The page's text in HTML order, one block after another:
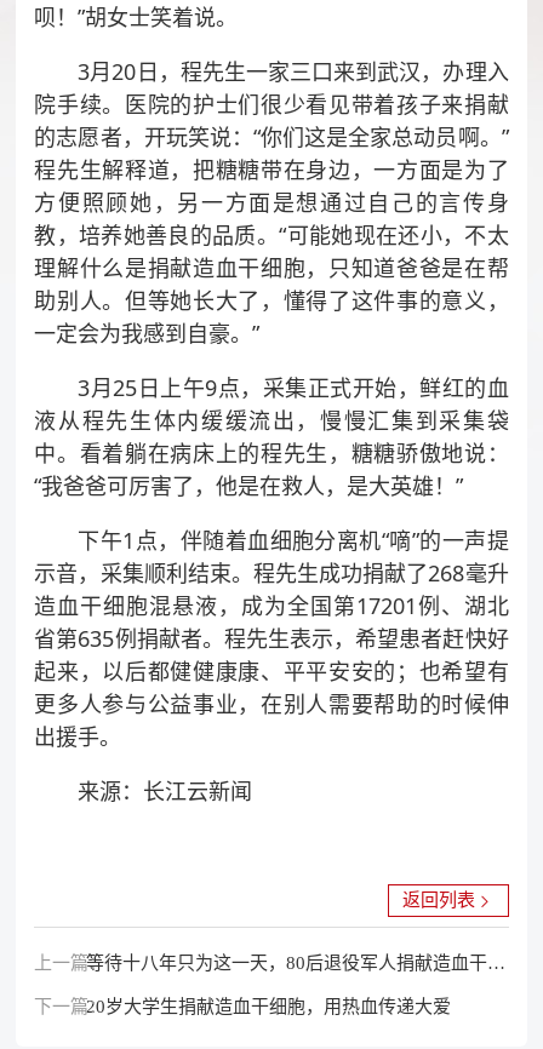
呗！”胡女士笑着说。
3月20日，程先生一家三口来到武汉，办理入
院手续。医院的护士们很少看见带着孩子来捐献
的志愿者，开玩笑说：“你们这是全家总动员啊。”
程先生解释道，把糖糖带在身边，一方面是为了
方便照顾她，另一方面是想通过自己的言传身
教，培养她善良的品质。“可能她现在还小，不太
理解什么是捐献造血干细胞，只知道爸爸是在帮
助别人。但等她长大了，懂得了这件事的意义，
一定会为我感到自豪。”
3月25日上午9点，采集正式开始，鲜红的血
液从程先生体内缓缓流出，慢慢汇集到采集袋
中。看着躺在病床上的程先生，糖糖骄傲地说：
“我爸爸可厉害了，他是在救人，是大英雄！”
下午1点，伴随着血细胞分离机“嘀”的一声提
示音，采集顺利结束。程先生成功捐献了268毫升
造血干细胞混悬液，成为全国第17201例、湖北
省第635例捐献者。程先生表示，希望患者赶快好
起来，以后都健健康康、平平安安的；也希望有
更多人参与公益事业，在别人需要帮助的时候伸
出援手。
来源：长江云新闻
上一篇：等待十八年只为这一天，80后退役军人捐献造血干细
胞
下一篇：20岁大学生捐献造血干细胞，用热血传递大爱
返回列表